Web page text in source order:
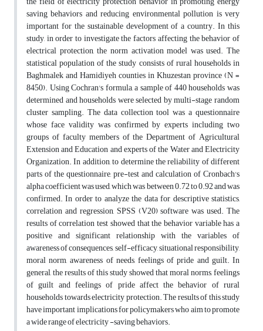
saving behaviors and reducing environmental pollution is very
important for the sustainable development of a country. In this
study, in order to investigate the factors affecting the behavior of
electrical protection, the norm activation model was used. The
statistical population of the study consists of rural households in
Baghmalek and Hamidiyeh counties in Khuzestan province (N =
8450). Using Cochran's formula, a sample of 440 households was
determined and households were selected by multi-stage random
cluster sampling. The data collection tool was a questionnaire
whose face validity was confirmed by experts including two
groups of faculty members of the Department of Agricultural
Extension and Education and experts of the Water and Electricity
Organization. In addition, to determine the reliability of different
parts of the questionnaire, pre-test and calculation of Cronbach's
alpha coefficient was used, which was between 0.72 to 0.92 and was
confirmed. In order to analyze the data for descriptive statistics,
correlation and regression, SPSS (V20) software was used. The
results of correlation test showed that the behavior variable has a
positive and significant relationship with the variables of
awareness of consequences, self-efficacy, situational responsibility,
moral norm, awareness of needs, feelings of pride and guilt. In
general, the results of this study showed that moral norms, feelings
of guilt and feelings of pride affect the behavior of rural
households towards electricity protection. The results of this study
have important implications for policymakers who aim to promote
a wide range of electricity -saving behaviors.